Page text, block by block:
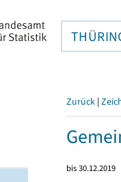
Zurück |
bis 30.12.2019